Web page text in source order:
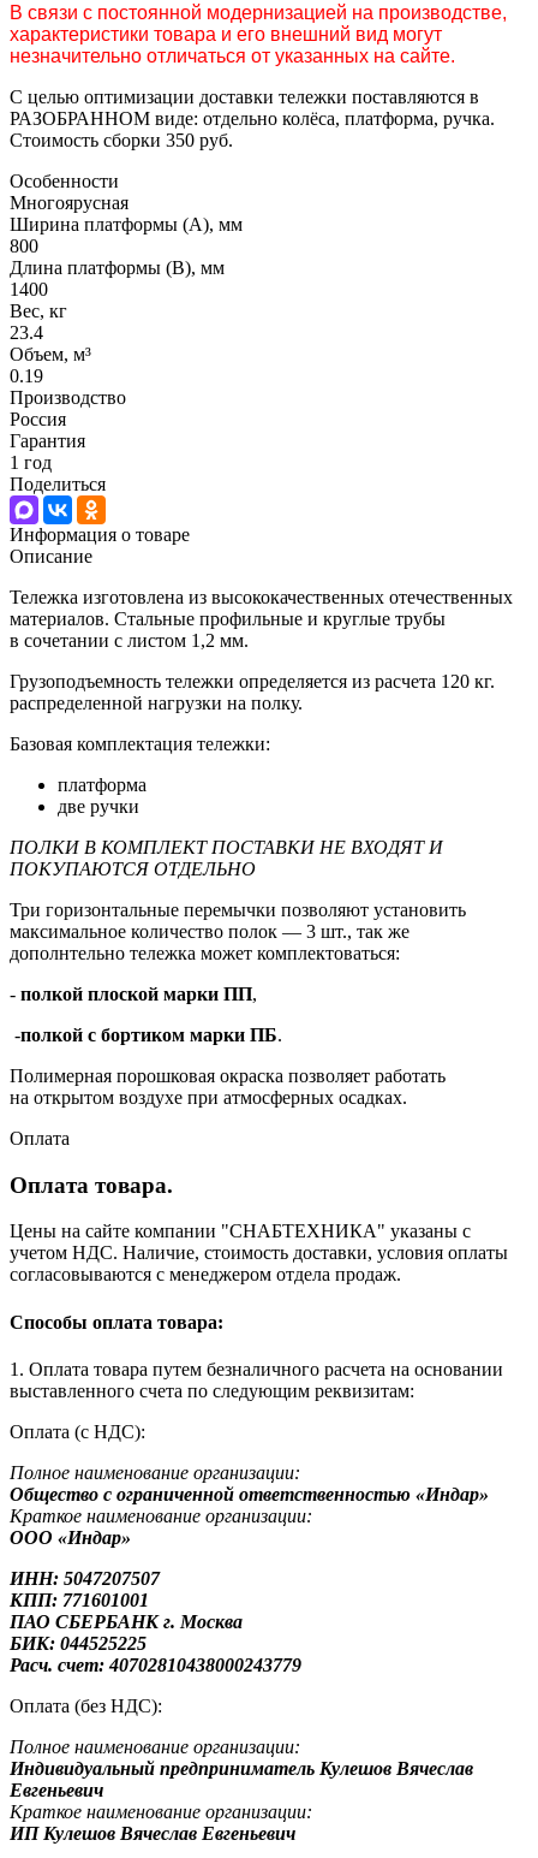
В связи с постоянной модернизацией на производстве,
характеристики товара и его внешний вид могут
незначительно отличаться от указанных на сайте.
С целью оптимизации доставки тележки поставляются в
РАЗОБРАННОМ виде: отдельно колёса, платформа, ручка.
Стоимость сборки 350 руб.
Особенности
Многоярусная
Ширина платформы (А), мм
800
Длина платформы (В), мм
1400
Вес, кг
23.4
Объем, м³
0.19
Производство
Россия
Гарантия
1 год
Поделиться
Информация о товаре
Описание
Тележка изготовлена из высококачественных отечественных
материалов. Стальные профильные и круглые трубы
в сочетании с листом 1,2 мм.
Грузоподъемность тележки определяется из расчета 120 кг.
распределенной нагрузки на полку.
Базовая комплектация тележки:
платформа
две ручки
ПОЛКИ В КОМПЛЕКТ ПОСТАВКИ НЕ ВХОДЯТ И
ПОКУПАЮТСЯ ОТДЕЛЬНО
Три горизонтальные перемычки позволяют установить
максимальное количество полок — 3 шт., так же
дополнтельно тележка может комплектоваться:
- полкой плоской марки ПП,
-полкой с бортиком марки ПБ.
Полимерная порошковая окраска позволяет работать
на открытом воздухе при атмосферных осадках.
Оплата
Оплата товара.
Цены на сайте компании "СНАБТЕХНИКА" указаны с
учетом НДС. Наличие, стоимость доставки, условия оплаты
согласовываются с менеджером отдела продаж.
Способы оплата товара:
1. Оплата товара путем безналичного расчета на основании
выставленного счета по следующим реквизитам:
Оплата (с НДС):
Полное наименование организации:
Общество с ограниченной ответственностью «Индар»
Краткое наименование организации:
ООО «Индар»
ИНН: 5047207507
КПП: 771601001
ПАО СБЕРБАНК г. Москва
БИК: 044525225
Расч. счет: 40702810438000243779
Оплата (без НДС):
Полное наименование организации:
Индивидуальный предприниматель Кулешов Вячеслав
Евгеньевич
Краткое наименование организации:
ИП Кулешов Вячеслав Евгеньевич